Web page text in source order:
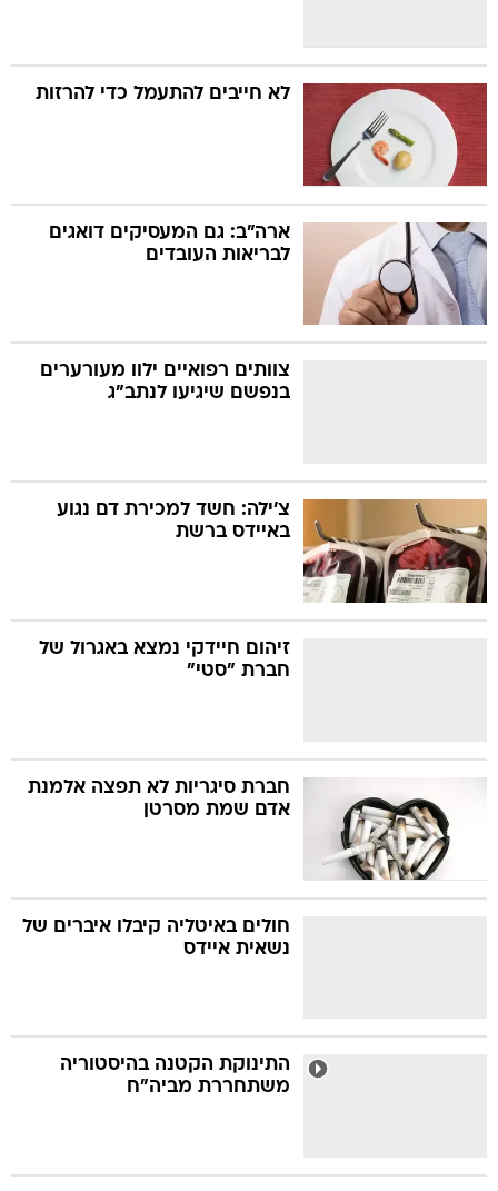
לא חייבים להתעמל כדי להרזות
ארה"ב: גם המעסיקים דואגים
לבריאות העובדים
צוותים רפואיים ילוו מעורערים
בנפשם שיגיעו לנתב"ג
צ'ילה: חשד למכירת דם נגוע
באיידס ברשת
זיהום חיידקי נמצא באגרול של
חברת "סטי"
חברת סיגריות לא תפצה אלמנת
אדם שמת מסרטן
חולים באיטליה קיבלו איברים של
נשאית איידס
התינוקת הקטנה בהיסטוריה
משתחררת מביה"ח